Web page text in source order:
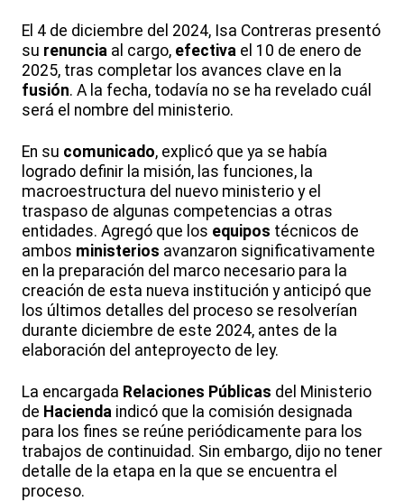
El 4 de diciembre del 2024, Isa Contreras presentó
su renuncia al cargo, efectiva el 10 de enero de
2025, tras completar los avances clave en la
fusión. A la fecha, todavía no se ha revelado cuál
será el nombre del ministerio.
En su comunicado, explicó que ya se había
logrado definir la misión, las funciones, la
macroestructura del nuevo ministerio y el
traspaso de algunas competencias a otras
entidades. Agregó que los equipos técnicos de
ambos ministerios avanzaron significativamente
en la preparación del marco necesario para la
creación de esta nueva institución y anticipó que
los últimos detalles del proceso se resolverían
durante diciembre de este 2024, antes de la
elaboración del anteproyecto de ley.
La encargada Relaciones Públicas del Ministerio
de Hacienda indicó que la comisión designada
para los fines se reúne periódicamente para los
trabajos de continuidad. Sin embargo, dijo no tener
detalle de la etapa en la que se encuentra el
proceso.